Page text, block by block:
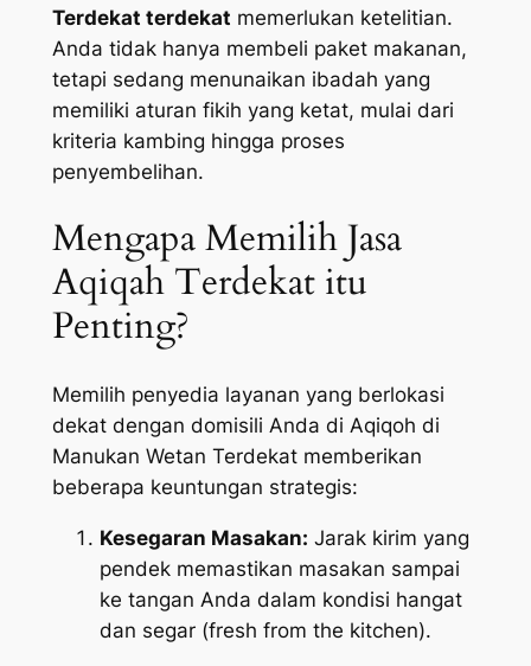
Terdekat terdekat memerlukan ketelitian.
Anda tidak hanya membeli paket makanan,
tetapi sedang menunaikan ibadah yang
memiliki aturan fikih yang ketat, mulai dari
kriteria kambing hingga proses
penyembelihan.
Mengapa Memilih Jasa
Aqiqah Terdekat itu
Penting?
Memilih penyedia layanan yang berlokasi
dekat dengan domisili Anda di Aqiqoh di
Manukan Wetan Terdekat memberikan
beberapa keuntungan strategis:
Kesegaran Masakan: Jarak kirim yang
pendek memastikan masakan sampai
ke tangan Anda dalam kondisi hangat
dan segar (fresh from the kitchen).